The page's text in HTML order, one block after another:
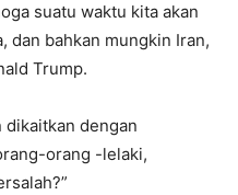
suatu waktu kita akan
dan bahkan mungkin Iran,
Trump.
dikaitkan dengan
orang -lelaki,